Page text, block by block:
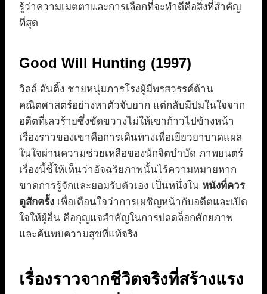
รู้ว่าความเมตตาและการเลือกที่จะทำดีคือสิ่งที่สำคัญ
ที่สุด
Good Will Hunting (1997)
วิลล์ ฮันติ้ง ชายหนุ่มภารโรงผู้มีพรสวรรค์ด้าน
คณิตศาสตร์อย่างหาตัวจับยาก แต่กลับมีปมในใจจาก
อดีตที่เลวร้ายซึ่งขัดขวางไม่ให้เขาก้าวไปข้างหน้า
เรื่องราวของเขาคือการเดินทางเพื่อเยียวยาบาดแผล
ในใจผ่านความช่วยเหลือของนักจิตบำบัด ภาพยนตร์
เรื่องนี้ชี้ให้เห็นว่าอัจฉริยภาพนั้นไร้ความหมายหาก
ขาดการรู้จักและยอมรับตัวเอง เป็นหนึ่งใน หนังที่ควร
ดูสักครั้ง เพื่อเตือนใจว่าการเผชิญหน้ากับอดีตและเปิด
ใจให้ผู้อื่น คือกุญแจสำคัญในการปลดล็อกศักยภาพ
และค้นพบความสุขที่แท้จริง
เรื่องราวจากชีวิตจริงที่สร้างแรง